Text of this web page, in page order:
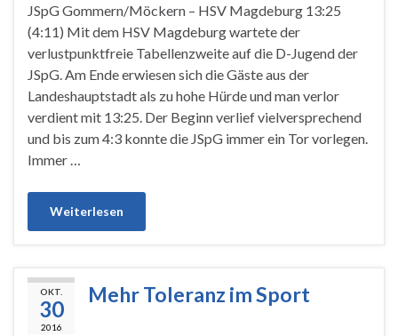
JSpG Gommern/Möckern – HSV Magdeburg 13:25
(4:11) Mit dem HSV Magdeburg wartete der
verlustpunktfreie Tabellenzweite auf die D-Jugend der
JSpG. Am Ende erwiesen sich die Gäste aus der
Landeshauptstadt als zu hohe Hürde und man verlor
verdient mit 13:25. Der Beginn verlief vielversprechend
und bis zum 4:3 konnte die JSpG immer ein Tor vorlegen.
Immer …
Weiterlesen
OKT.
30
2016
Mehr Toleranz im Sport